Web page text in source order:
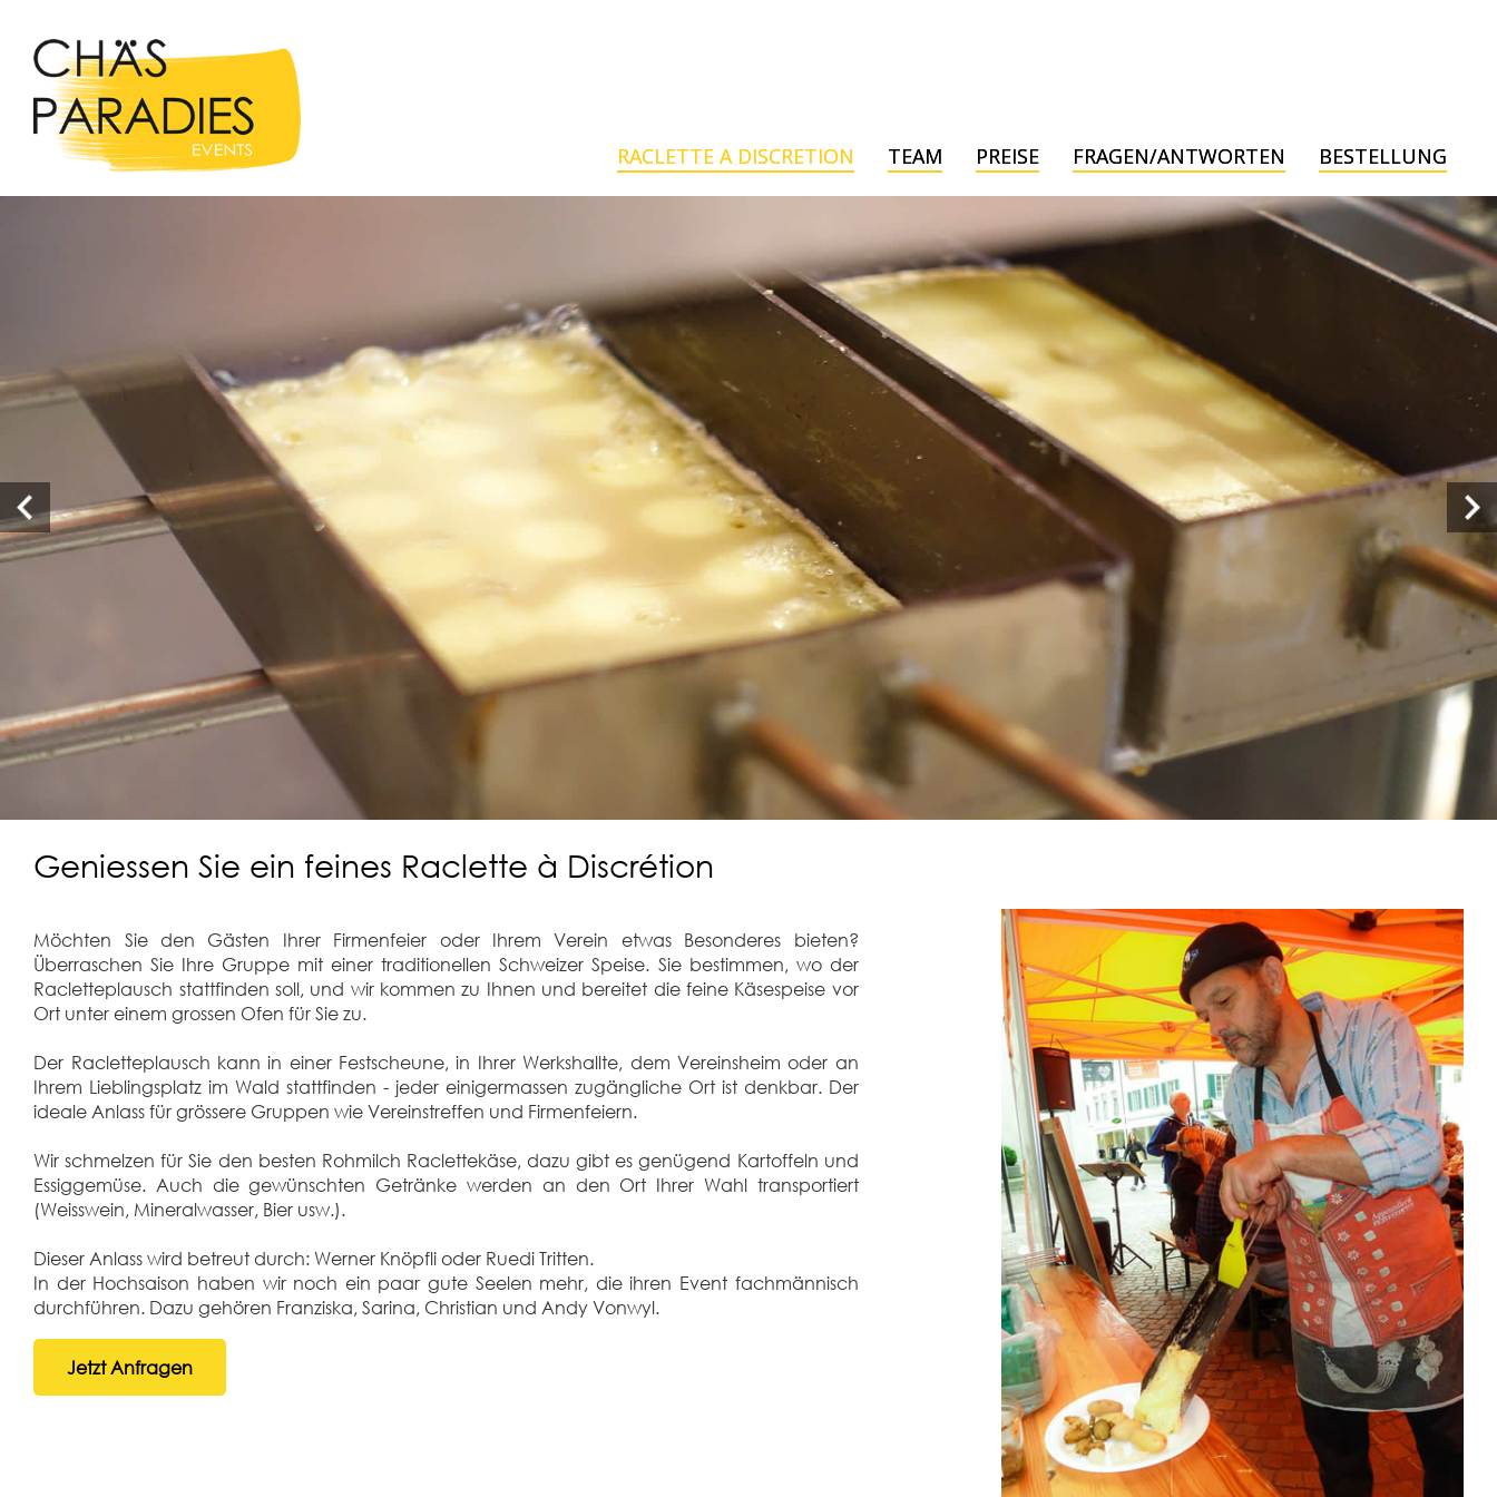
RACLETTE A DISCRETION TEAM PREISE FRAGEN/ANTWORTEN BESTELLUNG
Geniessen Sie ein feines Raclette à Discrétion
Möchten Sie den Gästen Ihrer Firmenfeier oder Ihrem Verein etwas Besonderes bieten?
Überraschen Sie Ihre Gruppe mit einer traditionellen Schweizer Speise. Sie bestimmen, wo der
Racletteplausch stattfinden soll, und wir kommen zu Ihnen und bereitet die feine Käsespeise vor
Ort unter einem grossen Ofen für Sie zu.
Der Racletteplausch kann in einer Festscheune, in Ihrer Werkshallte, dem Vereinsheim oder an
Ihrem Lieblingsplatz im Wald stattfinden - jeder einigermassen zugängliche Ort ist denkbar. Der
ideale Anlass für grössere Gruppen wie Vereinstreffen und Firmenfeiern.
Wir schmelzen für Sie den besten Rohmilch Raclettekäse, dazu gibt es genügend Kartoffeln und
Essiggemüse. Auch die gewünschten Getränke werden an den Ort Ihrer Wahl transportiert
(Weisswein, Mineralwasser, Bier usw.).
Dieser Anlass wird betreut durch: Werner Knöpfli oder Ruedi Tritten.
In der Hochsaison haben wir noch ein paar gute Seelen mehr, die ihren Event fachmännisch
durchführen. Dazu gehören Franziska, Sarina, Christian und Andy Vonwyl.
Jetzt Anfragen